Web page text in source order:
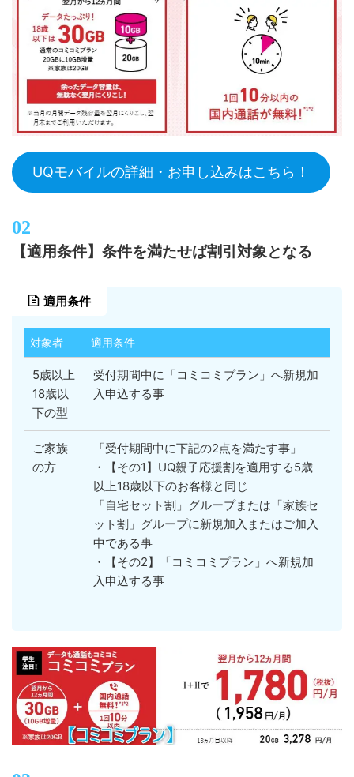
UQモバイルの詳細・お申し込みはこちら！
【適用条件】条件を満たせば割引対象となる
適用条件
対象者 適用条件
5歳以上
18歳以
下の型
受付期間中に「コミコミプラン」へ新規加
入申込する事
ご家族
の方
「受付期間中に下記の2点を満たす事」
・【その1】UQ親子応援割を適用する5歳
以上18歳以下のお客様と同じ
「自宅セット割」グループまたは「家族セ
ット割」グループに新規加入またはご加入
中である事
・【その2】「コミコミプラン」へ新規加
入申込する事